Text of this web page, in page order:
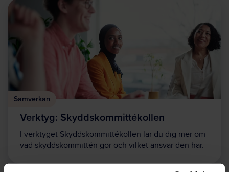
Samverkan
Verktyg: Skyddskommittékollen
I verktyget Skyddskommittékollen lär du dig mer om
vad skyddskommittén gör och vilket ansvar den har.